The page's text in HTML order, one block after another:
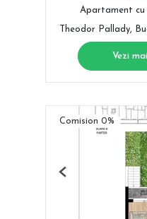
Apartament cu
Theodor Pallady,
Vezi
Comision 0%
Previous